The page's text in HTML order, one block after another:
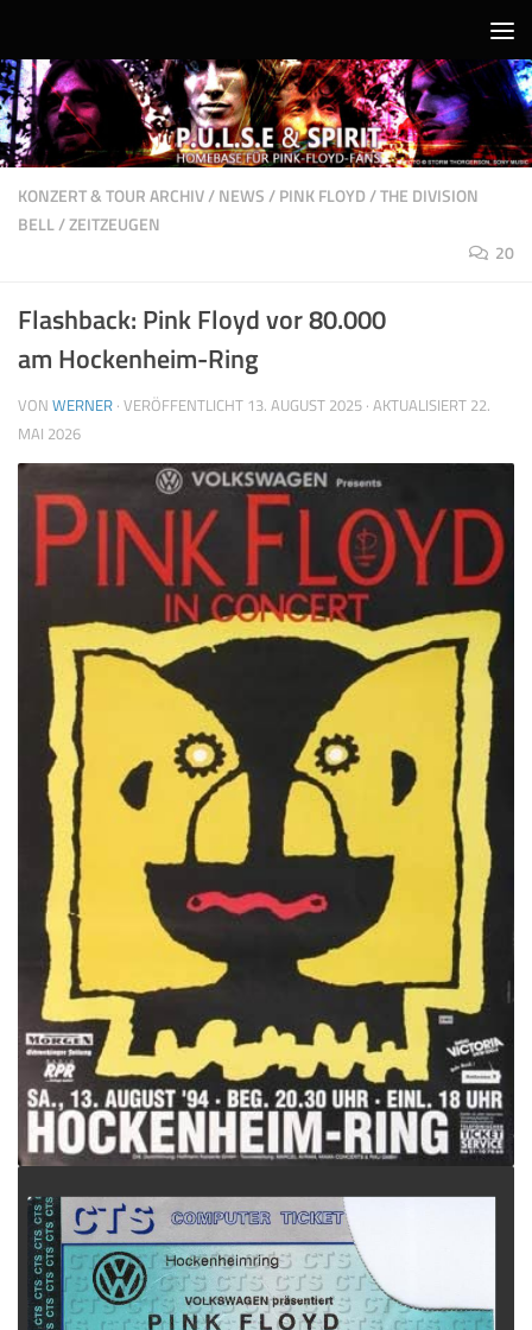
KONZERT & TOUR ARCHIV/NEWS/PINK FLOYD/THE DIVISION
BELL/ZEITZEUGEN
20
Flashback: Pink Floyd vor 80.000
am Hockenheim-Ring
VON WERNER · VERÖFFENTLICHT 13. AUGUST 2025 · AKTUALISIERT 22.
MAI 2026